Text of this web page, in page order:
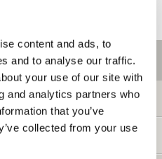
content and ads, to
and to analyse our traffic.
your use of our site with
and analytics partners who
that you’ve
collected from your use